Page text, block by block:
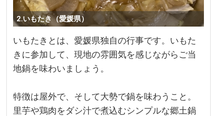
2.いもたき（愛媛県）
いもたきとは、愛媛県独自の行事です。いもた
きに参加して、現地の雰囲気を感じながらご当
地鍋を味わいましょう。
特徴は屋外で、そして大勢で鍋を味わうこと。
里芋や鶏肉をダシ汁で煮込むシンプルな郷土鍋